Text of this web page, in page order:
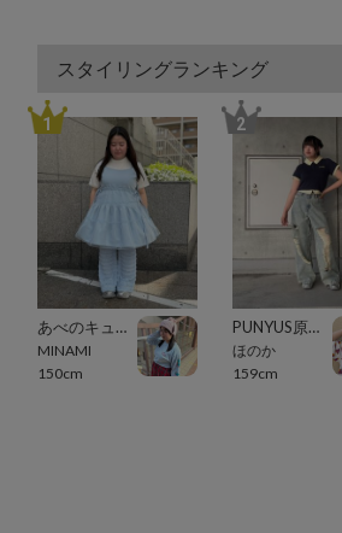
スタイリングランキング
あべのキューズモール（109ABENO）
MINAMI
150cm
1
PUNYUS原宿竹下通り
ほのか
159cm
2